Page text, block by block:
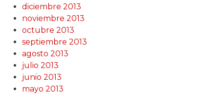
diciembre 2013
noviembre 2013
octubre 2013
septiembre 2013
agosto 2013
julio 2013
junio 2013
mayo 2013